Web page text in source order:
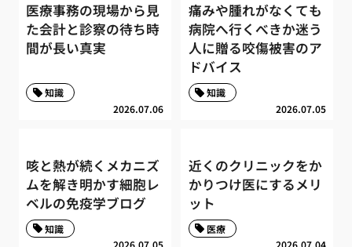
医療事務の現場から見
た会計と診察の待ち時
間が長い真実
2026.07.06
知識
痛みや腫れがなくても
病院へ行くべきか迷う
人に贈る咬傷被害のア
ドバイス
2026.07.05
知識
咳と熱が続くメカニズ
ムを解き明かす細胞レ
ベルの免疫学ブログ
知識
近くのクリニックをか
かりつけ医にするメリ
ット
医療